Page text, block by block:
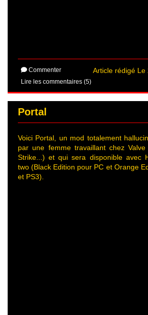
Article rédigé Le
Commenter
Lire les commentaires (5)
Portal
Voici Portal, un mod totalement
par une femme travaillant chez
Strike...) et qui sera disponible avec
two (Black Edition pour PC et Orange
et PS3).